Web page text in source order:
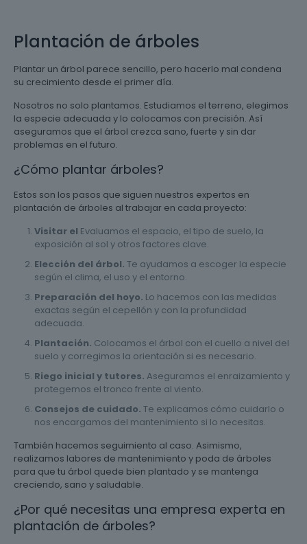
Plantación de árboles
Plantar un árbol parece sencillo, pero hacerlo mal condena
su crecimiento desde el primer día.
Nosotros no solo plantamos. Estudiamos el terreno, elegimos
la especie adecuada y lo colocamos con precisión. Así
aseguramos que el árbol crezca sano, fuerte y sin dar
problemas en el futuro.
¿Cómo plantar árboles?
Estos son los pasos que siguen nuestros expertos en
plantación de árboles al trabajar en cada proyecto:
Visitar el Evaluamos el espacio, el tipo de suelo, la
exposición al sol y otros factores clave.
Elección del árbol. Te ayudamos a escoger la especie
según el clima, el uso y el entorno.
Preparación del hoyo. Lo hacemos con las medidas
exactas según el cepellón y con la profundidad
adecuada.
Plantación. Colocamos el árbol con el cuello a nivel del
suelo y corregimos la orientación si es necesario.
Riego inicial y tutores. Aseguramos el enraizamiento y
protegemos el tronco frente al viento.
Consejos de cuidado. Te explicamos cómo cuidarlo o
nos encargamos del mantenimiento si lo necesitas.
También hacemos seguimiento al caso. Asimismo,
realizamos labores de mantenimiento y poda de árboles
para que tu árbol quede bien plantado y se mantenga
creciendo, sano y saludable.
¿Por qué necesitas una empresa experta en
plantación de árboles?